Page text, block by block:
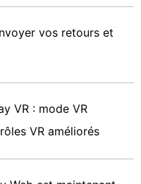
vos retours et
VR : mode VR
VR améliorés